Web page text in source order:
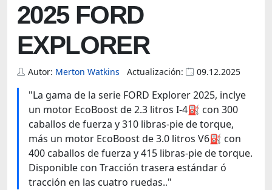
2025 FORD
EXPLORER
Autor: Merton Watkins Actualización: 09.12.2025
"La gama de la serie FORD Explorer 2025, inclye
un motor EcoBoost de 2.3 litros I-4⛽️ con 300
caballos de fuerza y 310 libras-pie de torque,
más un motor EcoBoost de 3.0 litros V6⛽️ con
400 caballos de fuerza y 415 libras-pie de torque.
Disponible con Tracción trasera estándar ó
tracción en las cuatro ruedas.."